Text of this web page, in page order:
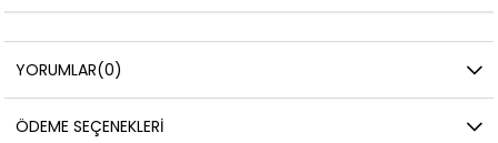
YORUMLAR(0)
ÖDEME SEÇENEKLERI